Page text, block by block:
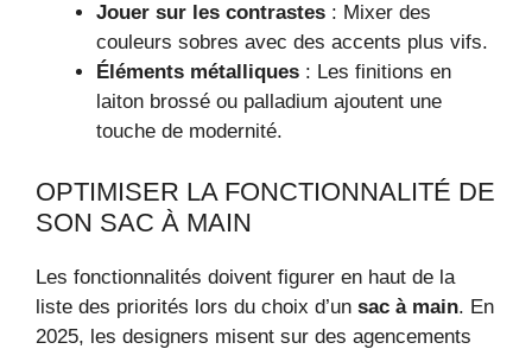
Jouer sur les contrastes : Mixer des
couleurs sobres avec des accents plus vifs.
Éléments métalliques : Les finitions en
laiton brossé ou palladium ajoutent une
touche de modernité.
OPTIMISER LA FONCTIONNALITÉ DE
SON SAC À MAIN
Les fonctionnalités doivent figurer en haut de la
liste des priorités lors du choix d’un sac à main. En
2025, les designers misent sur des agencements